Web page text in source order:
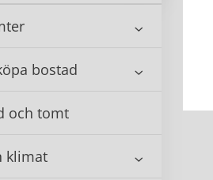
bostad
och tomt
klimat